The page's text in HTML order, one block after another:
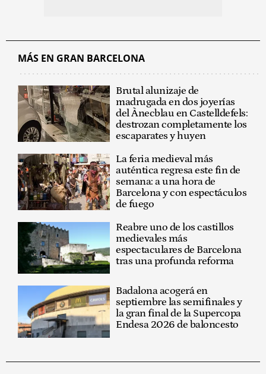
MÁS EN GRAN BARCELONA
Brutal alunizaje de
madrugada en dos joyerías
del Ànecblau en Castelldefels:
destrozan completamente los
escaparates y huyen
La feria medieval más
auténtica regresa este fin de
semana: a una hora de
Barcelona y con espectáculos
de fuego
Reabre uno de los castillos
medievales más
espectaculares de Barcelona
tras una profunda reforma
Badalona acogerá en
septiembre las semifinales y
la gran final de la Supercopa
Endesa 2026 de baloncesto